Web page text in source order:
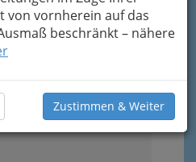
von vornherein auf das
beschränkt – nähere
Zustimmen & Weiter
4
Graz